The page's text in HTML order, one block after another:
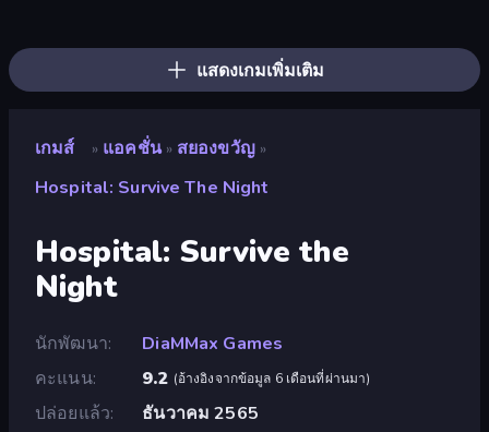
แสดงเกมเพิ่มเติม
เกมส์ » แอคชั่น » สยองขวัญ »
Hospital: Survive The Night
Hospital: Survive the
Night
นักพัฒนา
DiaMMax Games
คะแนน
9.2 (อ้างอิงจากข้อมูล 6 เดือนที่ผ่านมา)
ปล่อยแล้ว
ธันวาคม 2565